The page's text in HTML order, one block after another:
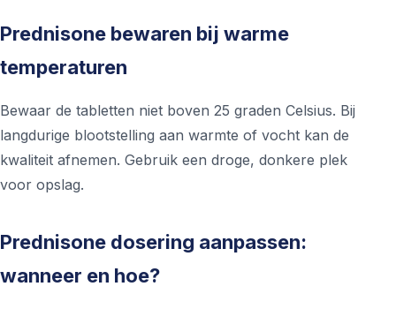
Prednisone bewaren bij warme
temperaturen
Bewaar de tabletten niet boven 25 graden Celsius. Bij
langdurige blootstelling aan warmte of vocht kan de
kwaliteit afnemen. Gebruik een droge, donkere plek
voor opslag.
Prednisone dosering aanpassen:
wanneer en hoe?